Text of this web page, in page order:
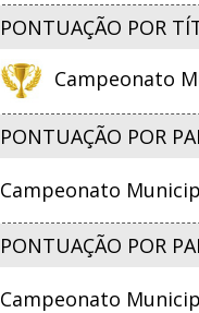
PONTUAÇÃO POR
Campeonato
PONTUAÇÃO POR
Campeonato
PONTUAÇÃO POR
Campeonato